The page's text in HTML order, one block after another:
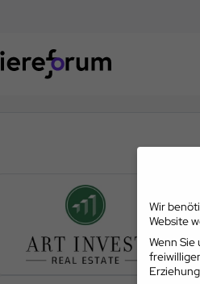
Wir
Website
Wenn Sie